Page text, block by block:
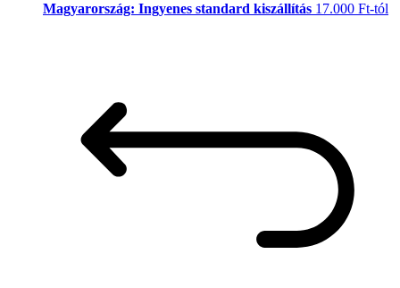
Magyarország: Ingyenes standard kiszállítás 17.000 Ft-tól